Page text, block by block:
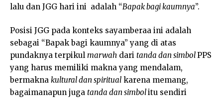
lalu dan JGG hari ini adalah “Bapak bagi kaumnya”.
Posisi JGG pada konteks sayamberaa ini adalah
sebagai “Bapak bagi kaumnya” yang di atas
pundaknya terpikul marwah dari tanda dan simbolPPS
yang harus memiliki makna yang mendalam,
bermakna kultural dan spiritual karena memang,
bagaimanapun juga tanda dan simbolitu sendiri